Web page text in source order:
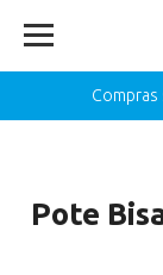
Compras
Pote